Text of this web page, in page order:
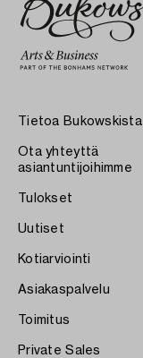
Tietoa Bukowskista
Ota yhteyttä
asiantuntijoihimme
Tulokset
Uutiset
Kotiarviointi
Asiakaspalvelu
Toimitus
Private Sales